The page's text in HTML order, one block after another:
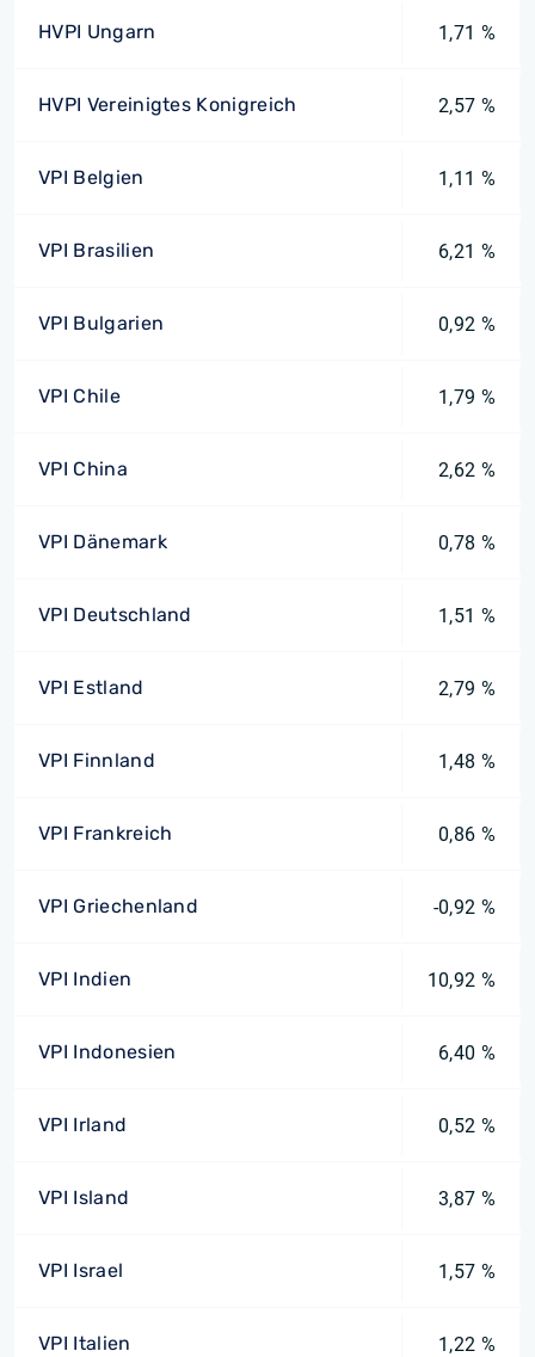
HVPI Ungarn 1,71 %
HVPI Vereinigtes Konigreich 2,57 %
VPI Belgien 1,11 %
VPI Brasilien 6,21 %
VPI Bulgarien 0,92 %
VPI Chile 1,79 %
VPI China 2,62 %
VPI Dänemark 0,78 %
VPI Deutschland 1,51 %
VPI Estland 2,79 %
VPI Finnland 1,48 %
VPI Frankreich 0,86 %
VPI Griechenland -0,92 %
VPI Indien 10,92 %
VPI Indonesien 6,40 %
VPI Irland 0,52 %
VPI Island 3,87 %
VPI Israel 1,57 %
VPI Italien 1,22 %